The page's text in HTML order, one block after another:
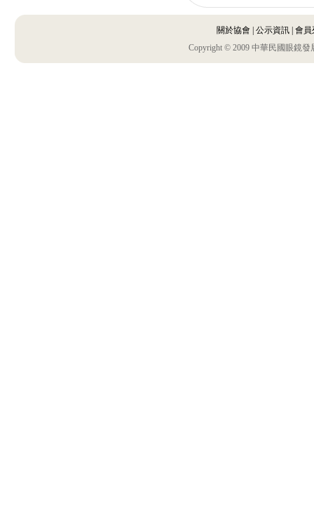
關於協會 公示資訊| 會員
Copyright © 2009 中華民國眼鏡發